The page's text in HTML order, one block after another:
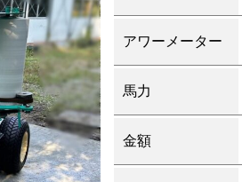
アワーメーター
馬力
金額